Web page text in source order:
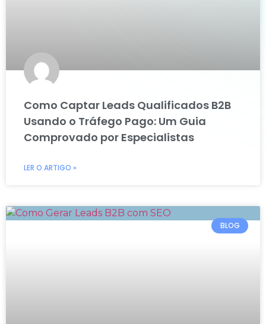
Como Captar Leads Qualificados B2B
Usando o Tráfego Pago: Um Guia
Comprovado por Especialistas
LER O ARTIGO »
BLOG